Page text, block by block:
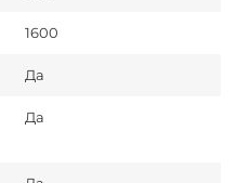
1600
Да
Да